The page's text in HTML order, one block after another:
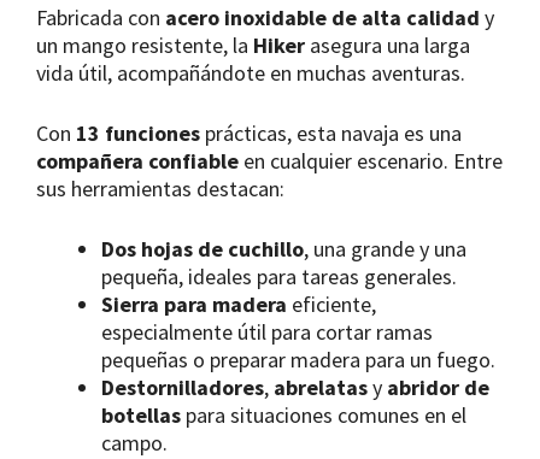
Fabricada con acero inoxidable de alta calidad y
un mango resistente, la Hiker asegura una larga
vida útil, acompañándote en muchas aventuras.
Con 13 funciones prácticas, esta navaja es una
compañera confiable en cualquier escenario. Entre
sus herramientas destacan:
Dos hojas de cuchillo, una grande y una
pequeña, ideales para tareas generales.
Sierra para madera eficiente,
especialmente útil para cortar ramas
pequeñas o preparar madera para un fuego.
Destornilladores, abrelatasy abridor de
botellas para situaciones comunes en el
campo.